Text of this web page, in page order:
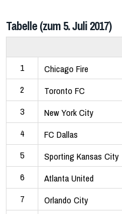
Tabelle (zum 5. Juli 2017)
1
Chicago Fire
2
Toronto FC
3
New York City
4
FC Dallas
5
Sporting Kansas City
6
Atlanta United
7
Orlando City